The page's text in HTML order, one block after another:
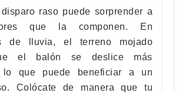
raso puede sorprender a
que la componen. En
de lluvia, el terreno mojado
el balón se deslice más
lo que puede beneficiar a un
Colócate de manera que tu